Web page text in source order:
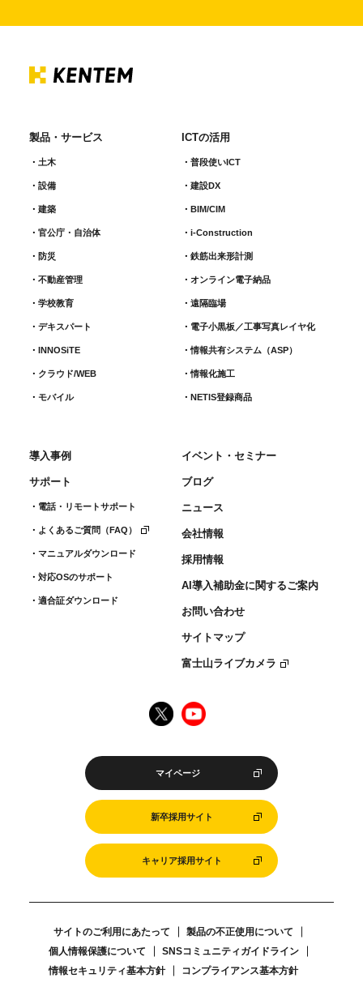
製品・サービス
土木
設備
建築
官公庁・自治体
防災
不動産管理
学校教育
デキスパート
INNOSiTE
クラウド/WEB
モバイル
ICTの活用
普段使いICT
建設DX
BIM/CIM
i-Construction
鉄筋出来形計測​
オンライン電子納品
遠隔臨場
電子小黒板／工事写真レイヤ化
情報共有システム（ASP）
情報化施工
NETIS登録商品
導入事例
サポート
電話・リモートサポート
よくあるご質問（FAQ）
マニュアルダウンロード
対応OSのサポート
適合証ダウンロード
イベント・セミナー
ブログ
ニュース
会社情報
採用情報
AI導入補助金に関するご案内
お問い合わせ
サイトマップ
富士山ライブカメラ
マイページ
新卒採用サイト
キャリア採用サイト
サイトのご利用にあたって
製品の不正使用について
個人情報保護について
SNSコミュニティガイドライン
情報セキュリティ基本方針
コンプライアンス基本方針